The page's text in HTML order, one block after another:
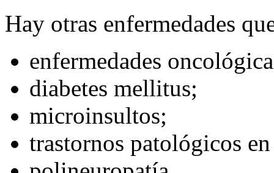
Hay otras enfermedades
enfermedades
diabetes mellitus;
microinsultos;
trastornos patológicos